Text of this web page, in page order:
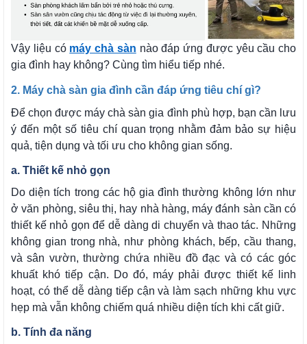
Vậy liệu có máy chà sàn nào đáp ứng được yêu cầu cho
gia đình hay không? Cùng tìm hiểu tiếp nhé.
2. Máy chà sàn gia đình cần đáp ứng tiêu chí gì?
Để chọn được máy chà sàn gia đình phù hợp, bạn cần lưu
ý đến một số tiêu chí quan trọng nhằm đảm bảo sự hiệu
quả, tiện dụng và tối ưu cho không gian sống.
a. Thiết kế nhỏ gọn
Do diện tích trong các hộ gia đình thường không lớn như
ở văn phòng, siêu thị, hay nhà hàng, máy đánh sàn cần có
thiết kế nhỏ gọn để dễ dàng di chuyển và thao tác. Những
không gian trong nhà, như phòng khách, bếp, cầu thang,
và sân vườn, thường chứa nhiều đồ đạc và có các góc
khuất khó tiếp cận. Do đó, máy phải được thiết kế linh
hoạt, có thể dễ dàng tiếp cận và làm sạch những khu vực
hẹp mà vẫn không chiếm quá nhiều diện tích khi cất giữ.
b. Tính đa năng